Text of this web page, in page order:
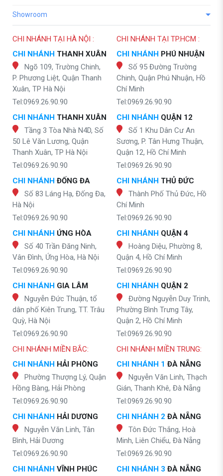
Showroom
CHI NHÁNH TẠI HÀ NỘI :
CHI NHÁNH THANH XUÂN
Ngõ 109, Trường Chinh,
P. Phương Liệt, Quận Thanh
Xuân, TP Hà Nội
Tel:0969.26.90.90
CHI NHÁNH THANH XUÂN
Tầng 3 Tòa Nhà N4D, Số
50 Lê Văn Lương, Quận
Thanh Xuân, TP Hà Nội
Tel:0969.26.90.90
CHI NHÁNH ĐỐNG ĐA
Số 83 Láng Hạ, Đống Đa,
Hà Nội
Tel:0969.26.90.90
CHI NHÁNH ỨNG HÒA
Số 40 Trần Đăng Ninh,
Vân Đình, Ứng Hòa, Hà Nội
Tel:0969.26.90.90
CHI NHÁNH GIA LÂM
Nguyễn Đức Thuận, tổ
dân phố Kiên Trung, TT. Trâu
Quỳ, Hà Nội
Tel:0969.26.90.90
CHI NHÁNH TẠI TP.HCM :
CHI NHÁNH PHÚ NHUẬN
Số 95 Đường Trường
Chinh, Quận Phú Nhuận, Hồ
Chí Minh
Tel:0969.26.90.90
CHI NHÁNH QUẬN 12
Số 1 Khu Dân Cư An
Sương, P. Tân Hưng Thuận,
Quận 12, Hồ Chí Minh
Tel:0969.26.90.90
CHI NHÁNH THỦ ĐỨC
Thành Phố Thủ Đức, Hồ
Chí Minh
Tel:0969.26.90.90
CHI NHÁNH QUẬN 4
Hoàng Diệu, Phường 8,
Quận 4, Hồ Chí Minh
Tel:0969.26.90.90
CHI NHÁNH QUẬN 2
Đường Nguyễn Duy Trinh,
Phường Bình Trưng Tây,
Quận 2, Hồ Chí Minh
Tel:0969.26.90.90
CHI NHÁNH MIỀN BẮC:
CHI NHÁNH HẢI PHÒNG
Phường Thượng Lý, Quận
Hồng Bàng, Hải Phòng
Tel:0969.26.90.90
CHI NHÁNH HẢI DƯƠNG
Nguyễn Văn Linh, Tân
Bình, Hải Dương
Tel:0969.26.90.90
CHI NHÁNH VĨNH PHÚC
CHI NHÁNH MIỀN TRUNG:
CHI NHÁNH 1 ĐÀ NẴNG
Nguyễn Văn Linh, Thạch
Gián, Thanh Khê, Đà Nẵng
Tel:0969.26.90.90
CHI NHÁNH 2 ĐÀ NẴNG
Tôn Đức Thắng, Hoà
Minh, Liên Chiểu, Đà Nẵng
Tel:0969.26.90.90
CHI NHÁNH 3 ĐÀ NẴNG